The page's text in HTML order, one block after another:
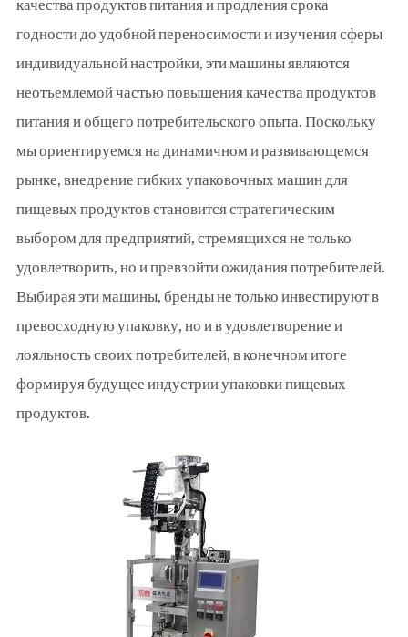
качества продуктов питания и продления срока
годности до удобной переносимости и изучения сферы
индивидуальной настройки, эти машины являются
неотъемлемой частью повышения качества продуктов
питания и общего потребительского опыта. Поскольку
мы ориентируемся на динамичном и развивающемся
рынке, внедрение гибких упаковочных машин для
пищевых продуктов становится стратегическим
выбором для предприятий, стремящихся не только
удовлетворить, но и превзойти ожидания потребителей.
Выбирая эти машины, бренды не только инвестируют в
превосходную упаковку, но и в удовлетворение и
лояльность своих потребителей, в конечном итоге
формируя будущее индустрии упаковки пищевых
продуктов.